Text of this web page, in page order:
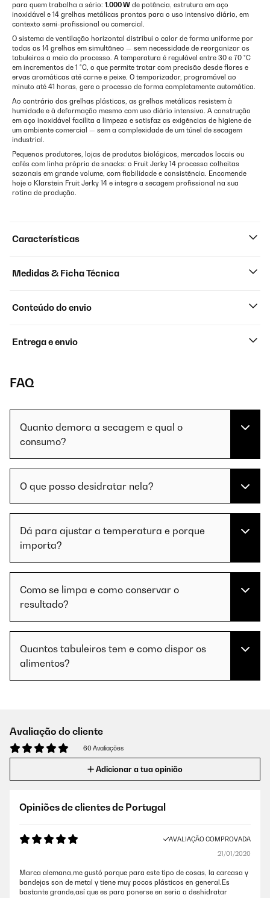
para quem trabalha a sério: 1.000 W de potência, estrutura em aço
inoxidável e 14 grelhas metálicas prontas para o uso intensivo diário, em
contexto semi-profissional ou comercial.
O sistema de ventilação horizontal distribui o calor de forma uniforme por
todas as 14 grelhas em simultâneo — sem necessidade de reorganizar os
tabuleiros a meio do processo. A temperatura é regulável entre 30 e 70 °C
em incrementos de 1 °C, o que permite tratar com precisão desde flores e
ervas aromáticas até carne e peixe. O temporizador, programável ao
minuto até 41 horas, gere o processo de forma completamente automática.
Ao contrário das grelhas plásticas, as grelhas metálicas resistem à
humidade e à deformação mesmo com uso diário intensivo. A construção
em aço inoxidável facilita a limpeza e satisfaz as exigências de higiene de
um ambiente comercial — sem a complexidade de um túnel de secagem
industrial.
Pequenos produtores, lojas de produtos biológicos, mercados locais ou
cafés com linha própria de snacks: o Fruit Jerky 14 processa colheitas
sazonais em grande volume, com fiabilidade e consistência. Encomende
hoje o Klarstein Fruit Jerky 14 e integre a secagem profissional na sua
rotina de produção.
Características
Medidas & Ficha Técnica
Conteúdo do envio
Entrega e envio
FAQ
Quanto demora a secagem e qual o
consumo?
O que posso desidratar nela?
Dá para ajustar a temperatura e porque
importa?
Como se limpa e como conservar o
resultado?
Quantos tabuleiros tem e como dispor os
alimentos?
Avaliação do cliente
60 Avaliações
Adicionar a tua opinião
Opiniões de clientes de Portugal
AVALIAÇÃO COMPROVADA
21/01/2020
Marca alemana,me gustó porque para este tipo de cosas, la carcasa y
bandejas son de metal y tiene muy pocos plásticos en general.Es
bastante grande,así que es para ponerse en serio a deshidratar